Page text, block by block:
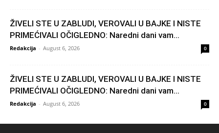
ŽIVELI STE U ZABLUDI, VEROVALI U BAJKE I NISTE
PRIMEĆIVALI OČIGLEDNO: Naredni dani vam...
Redakcija - August 6, 2026 0
ŽIVELI STE U ZABLUDI, VEROVALI U BAJKE I NISTE
PRIMEĆIVALI OČIGLEDNO: Naredni dani vam...
Redakcija - August 6, 2026 0